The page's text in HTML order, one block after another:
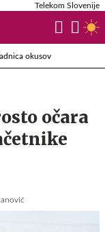
okusov
Telekom Slovenije
očara